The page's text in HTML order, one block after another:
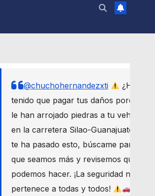
@chuchohernandezxti
¿Has
tenido que pagar tus daños porque
le han arrojado piedras a tu vehículo
en la carretera Silao-Guanajuato? Si
te ha pasado esto, búscame para
que seamos más y revisemos qué
podemos hacer. ¡La seguridad nos
pertenece a todas y todos!